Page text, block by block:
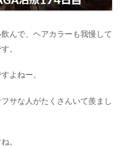
んで、ヘアカラーも我慢して
。
よねー。
サな人がたくさんいて羨まし
。